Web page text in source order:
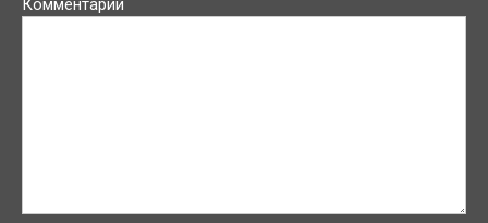
Комментарий